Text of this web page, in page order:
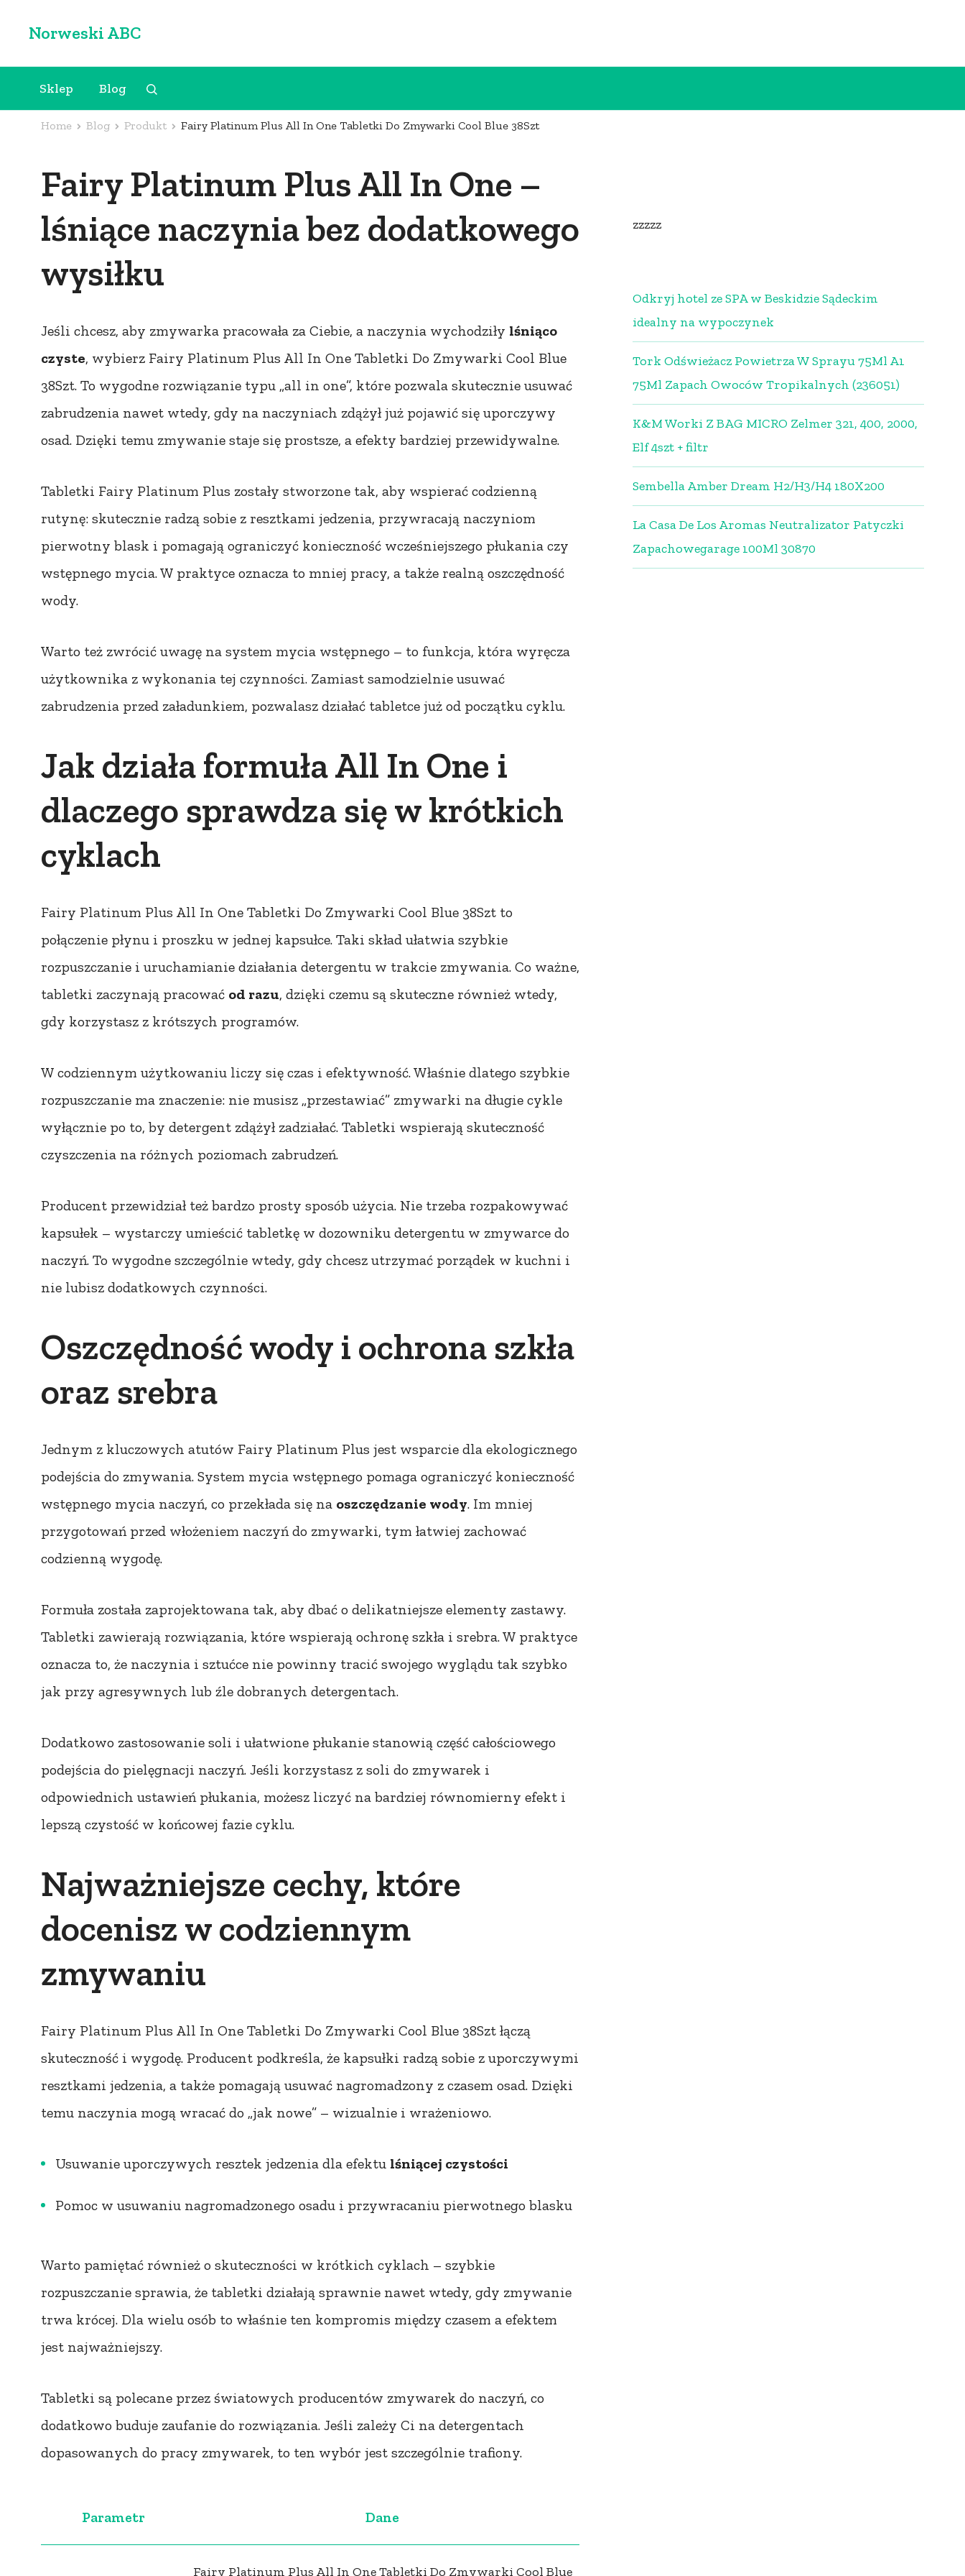
Norweski ABC
Sklep Blog
Home Blog Produkt Fairy Platinum Plus All In One Tabletki Do Zmywarki Cool Blue 38Szt
Fairy Platinum Plus All In One –
lśniące naczynia bez dodatkowego
wysiłku
Jeśli chcesz, aby zmywarka pracowała za Ciebie, a naczynia wychodziły lśniąco
czyste, wybierz Fairy Platinum Plus All In One Tabletki Do Zmywarki Cool Blue
38Szt. To wygodne rozwiązanie typu „all in one”, które pozwala skutecznie usuwać
zabrudzenia nawet wtedy, gdy na naczyniach zdążył już pojawić się uporczywy
osad. Dzięki temu zmywanie staje się prostsze, a efekty bardziej przewidywalne.
Tabletki Fairy Platinum Plus zostały stworzone tak, aby wspierać codzienną
rutynę: skutecznie radzą sobie z resztkami jedzenia, przywracają naczyniom
pierwotny blask i pomagają ograniczyć konieczność wcześniejszego płukania czy
wstępnego mycia. W praktyce oznacza to mniej pracy, a także realną oszczędność
wody.
Warto też zwrócić uwagę na system mycia wstępnego – to funkcja, która wyręcza
użytkownika z wykonania tej czynności. Zamiast samodzielnie usuwać
zabrudzenia przed załadunkiem, pozwalasz działać tabletce już od początku cyklu.
Jak działa formuła All In One i
dlaczego sprawdza się w krótkich
cyklach
Fairy Platinum Plus All In One Tabletki Do Zmywarki Cool Blue 38Szt to
połączenie płynu i proszku w jednej kapsułce. Taki skład ułatwia szybkie
rozpuszczanie i uruchamianie działania detergentu w trakcie zmywania. Co ważne,
tabletki zaczynają pracować od razu, dzięki czemu są skuteczne również wtedy,
gdy korzystasz z krótszych programów.
W codziennym użytkowaniu liczy się czas i efektywność. Właśnie dlatego szybkie
rozpuszczanie ma znaczenie: nie musisz „przestawiać” zmywarki na długie cykle
wyłącznie po to, by detergent zdążył zadziałać. Tabletki wspierają skuteczność
czyszczenia na różnych poziomach zabrudzeń.
Producent przewidział też bardzo prosty sposób użycia. Nie trzeba rozpakowywać
kapsułek – wystarczy umieścić tabletkę w dozowniku detergentu w zmywarce do
naczyń. To wygodne szczególnie wtedy, gdy chcesz utrzymać porządek w kuchni i
nie lubisz dodatkowych czynności.
Oszczędność wody i ochrona szkła
oraz srebra
Jednym z kluczowych atutów Fairy Platinum Plus jest wsparcie dla ekologicznego
podejścia do zmywania. System mycia wstępnego pomaga ograniczyć konieczność
wstępnego mycia naczyń, co przekłada się na oszczędzanie wody. Im mniej
przygotowań przed włożeniem naczyń do zmywarki, tym łatwiej zachować
codzienną wygodę.
Formuła została zaprojektowana tak, aby dbać o delikatniejsze elementy zastawy.
Tabletki zawierają rozwiązania, które wspierają ochronę szkła i srebra. W praktyce
oznacza to, że naczynia i sztućce nie powinny tracić swojego wyglądu tak szybko
jak przy agresywnych lub źle dobranych detergentach.
Dodatkowo zastosowanie soli i ułatwione płukanie stanowią część całościowego
podejścia do pielęgnacji naczyń. Jeśli korzystasz z soli do zmywarek i
odpowiednich ustawień płukania, możesz liczyć na bardziej równomierny efekt i
lepszą czystość w końcowej fazie cyklu.
Najważniejsze cechy, które
docenisz w codziennym
zmywaniu
Fairy Platinum Plus All In One Tabletki Do Zmywarki Cool Blue 38Szt łączą
skuteczność i wygodę. Producent podkreśla, że kapsułki radzą sobie z uporczywymi
resztkami jedzenia, a także pomagają usuwać nagromadzony z czasem osad. Dzięki
temu naczynia mogą wracać do „jak nowe” – wizualnie i wrażeniowo.
Usuwanie uporczywych resztek jedzenia dla efektu lśniącej czystości
Pomoc w usuwaniu nagromadzonego osadu i przywracaniu pierwotnego blasku
Warto pamiętać również o skuteczności w krótkich cyklach – szybkie
rozpuszczanie sprawia, że tabletki działają sprawnie nawet wtedy, gdy zmywanie
trwa krócej. Dla wielu osób to właśnie ten kompromis między czasem a efektem
jest najważniejszy.
Tabletki są polecane przez światowych producentów zmywarek do naczyń, co
dodatkowo buduje zaufanie do rozwiązania. Jeśli zależy Ci na detergentach
dopasowanych do pracy zmywarek, to ten wybór jest szczególnie trafiony.
Parametr Dane
Fairy Platinum Plus All In One Tabletki Do Zmywarki Cool Blue
zzzzz
Odkryj hotel ze SPA w Beskidzie Sądeckim
idealny na wypoczynek
Tork Odświeżacz Powietrza W Sprayu 75Ml A1
75Ml Zapach Owoców Tropikalnych (236051)
K&M Worki Z BAG MICRO Zelmer 321, 400, 2000,
Elf 4szt + filtr
Sembella Amber Dream H2/H3/H4 180X200
La Casa De Los Aromas Neutralizator Patyczki
Zapachowegarage 100Ml 30870